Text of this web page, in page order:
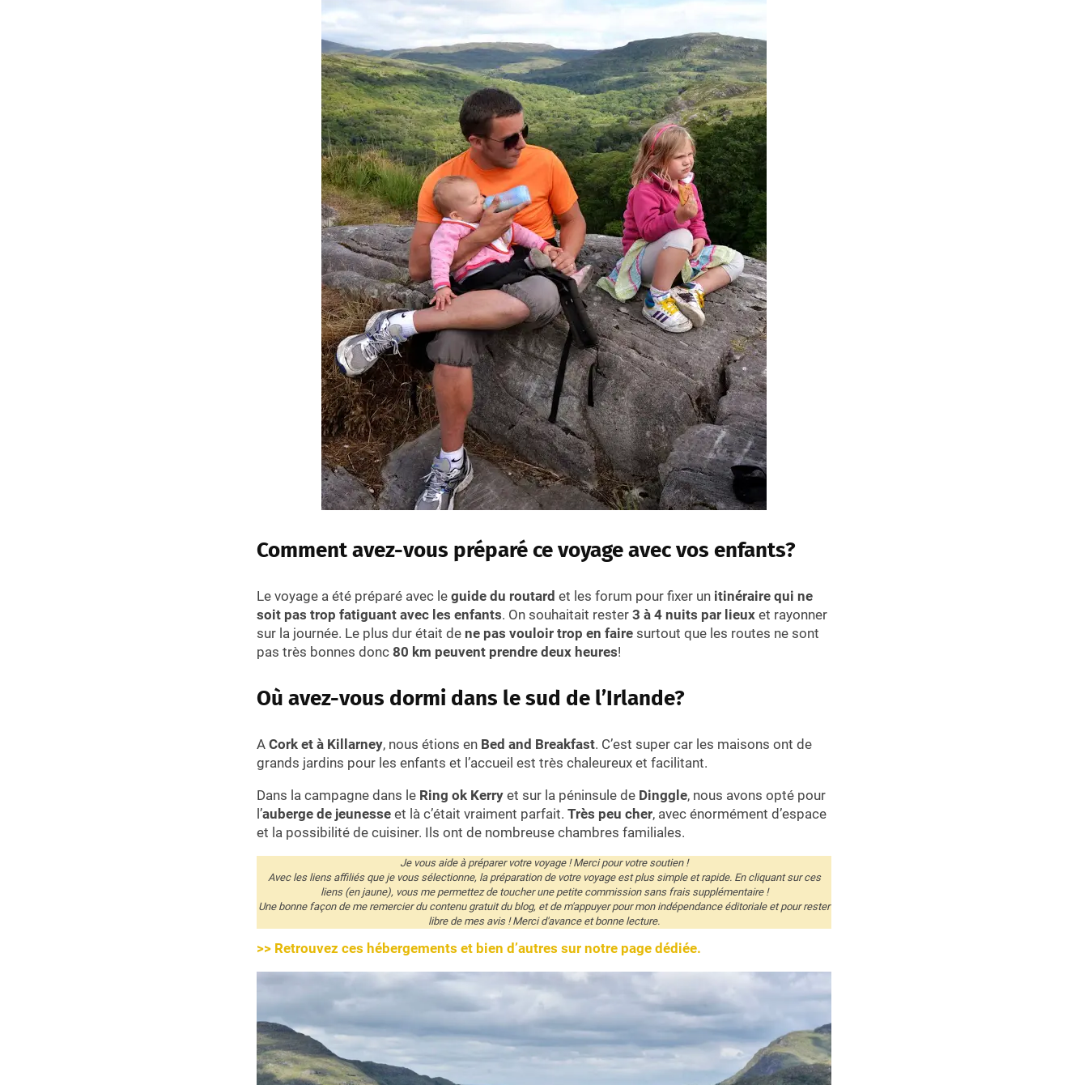
Comment avez-vous préparé ce voyage avec vos enfants?
Le voyage a été préparé avec le guide du routard et les forum pour fixer un itinéraire qui ne
soit pas trop fatiguant avec les enfants. On souhaitait rester 3 à 4 nuits par lieux et rayonner
sur la journée. Le plus dur était de ne pas vouloir trop en faire surtout que les routes ne sont
pas très bonnes donc 80 km peuvent prendre deux heures!
Où avez-vous dormi dans le sud de l’Irlande?
A Cork et à Killarney, nous étions en Bed and Breakfast. C’est super car les maisons ont de
grands jardins pour les enfants et l’accueil est très chaleureux et facilitant.
Dans la campagne dans le Ring ok Kerry et sur la péninsule de Dinggle, nous avons opté pour
l’auberge de jeunesse et là c’était vraiment parfait. Très peu cher, avec énormément d’espace
et la possibilité de cuisiner. Ils ont de nombreuse chambres familiales.
Je vous aide à préparer votre voyage ! Merci pour votre soutien !
Avec les liens affiliés que je vous sélectionne, la préparation de votre voyage est plus simple et rapide. En cliquant sur ces
liens (en jaune), vous me permettez de toucher une petite commission sans frais supplémentaire !
Une bonne façon de me remercier du contenu gratuit du blog, et de m'appuyer pour mon indépendance éditoriale et pour rester
libre de mes avis ! Merci d'avance et bonne lecture.
>> Retrouvez ces hébergements et bien d’autres sur notre page dédiée.